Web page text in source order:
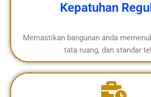
Kepatuhan
Memastikan bangunan anda
tata ruang, dan standar